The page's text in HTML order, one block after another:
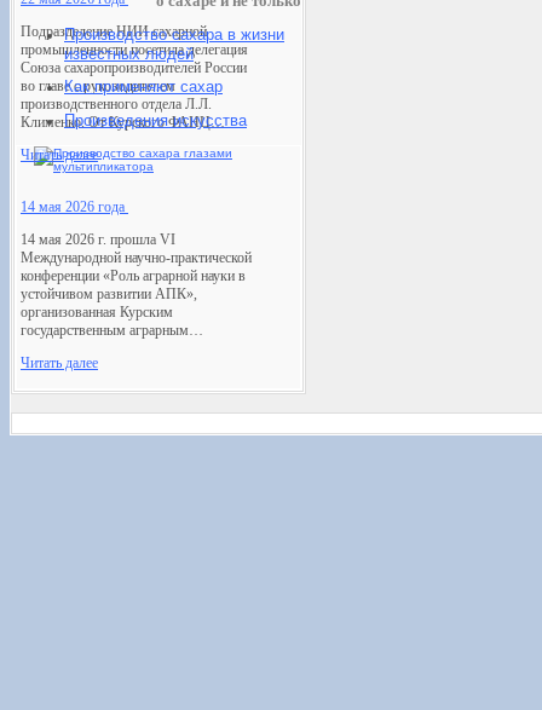
Подразделение НИИ сахарной
промышленности посетила делегация
Союза сахаропроизводителей России
во главе с руководителем
производственного отдела Л.Л.
Клименко. От Курского ФАНЦ…
Читать далее
14 мая 2026 года
14 мая 2026 г. прошла VI
Международной научно-практической
конференции «Роль аграрной науки в
устойчивом развитии АПК»,
организованная Курским
государственным аграрным…
Читать далее
Производство сахара в жизни
известных людей
Как применяют сахар
Произведения искусства